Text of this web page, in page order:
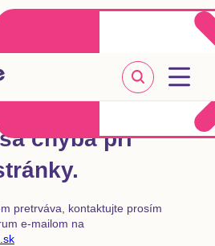
chyba pri
pretrváva, kontaktujte prosím
e-mailom na